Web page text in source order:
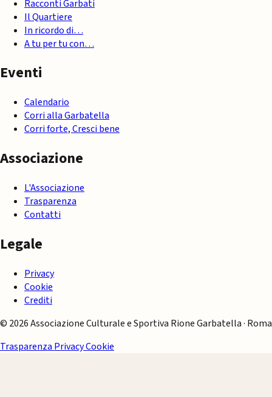
Racconti Garbati
Il Quartiere
In ricordo di…
A tu per tu con…
Eventi
Calendario
Corri alla Garbatella
Corri forte, Cresci bene
Associazione
L'Associazione
Trasparenza
Contatti
Legale
Privacy
Cookie
Crediti
© 2026 Associazione Culturale e Sportiva Rione Garbatella · Roma
Trasparenza PrivacyCookie